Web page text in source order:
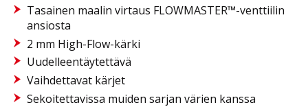
Tasainen maalin virtaus FLOWMASTER™-venttiilin
ansiosta
2 mm High-Flow-kärki
Uudelleentäytettävä
Vaihdettavat kärjet
Sekoitettavissa muiden sarjan värien kanssa